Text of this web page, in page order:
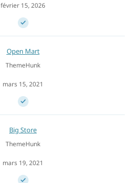
février 15, 2026
Open Mart
ThemeHunk
mars 15, 2021
Big Store
ThemeHunk
mars 19, 2021